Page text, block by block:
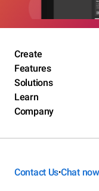
Create
Features
Solutions
Learn
Company
Contact Us•Chat now